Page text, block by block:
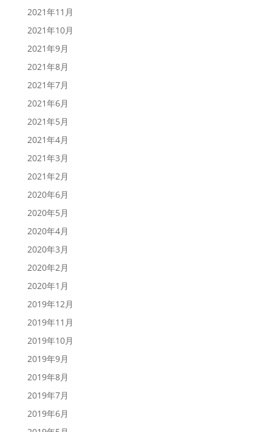
2021年11月
2021年10月
2021年9月
2021年8月
2021年7月
2021年6月
2021年5月
2021年4月
2021年3月
2021年2月
2020年6月
2020年5月
2020年4月
2020年3月
2020年2月
2020年1月
2019年12月
2019年11月
2019年10月
2019年9月
2019年8月
2019年7月
2019年6月